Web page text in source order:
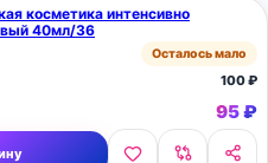
косметика интенсивно
40мл/36
Осталось мало
100₽
95₽